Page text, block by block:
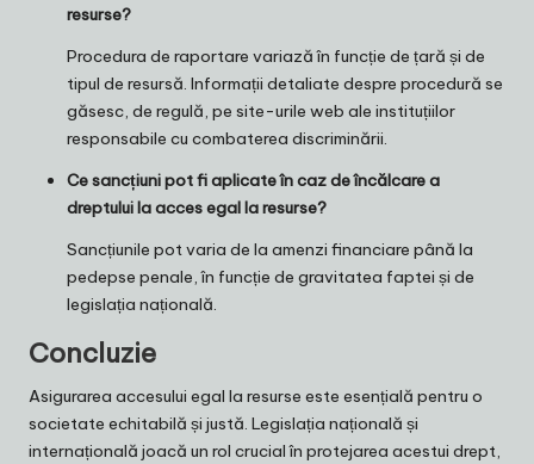
resurse?
Procedura de raportare variază în funcție de țară și de
tipul de resursă. Informații detaliate despre procedură se
găsesc, de regulă, pe site-urile web ale instituțiilor
responsabile cu combaterea discriminării.
Ce sancțiuni pot fi aplicate în caz de încălcare a
dreptului la acces egal la resurse?
Sancțiunile pot varia de la amenzi financiare până la
pedepse penale, în funcție de gravitatea faptei și de
legislația națională.
Concluzie
Asigurarea accesului egal la resurse este esențială pentru o
societate echitabilă și justă. Legislația națională și
internațională joacă un rol crucial în protejarea acestui drept,